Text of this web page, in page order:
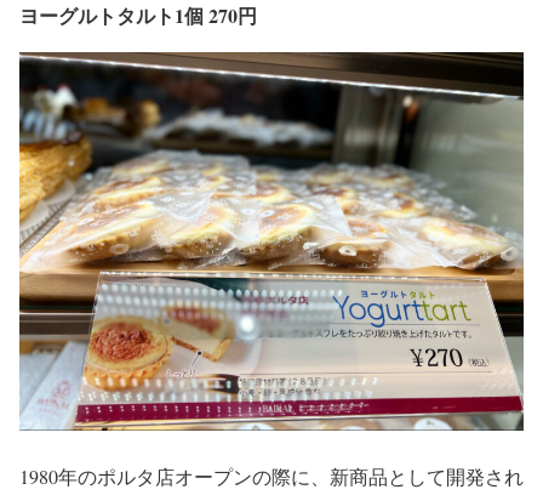
ヨーグルトタルト1個 270円
1980年のポルタ店オープンの際に、新商品として開発され